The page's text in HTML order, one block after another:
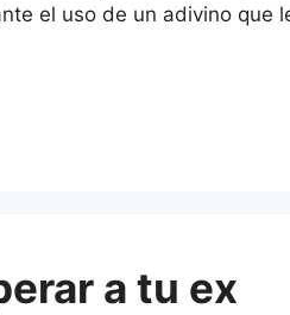
el uso de un adivino que
a tu ex